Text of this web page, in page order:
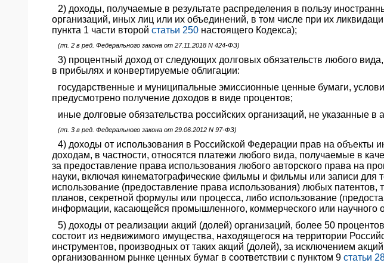
2) доходы, получаемые в результате распределения в пользу
организаций, иных лиц или их объединений, в том числе при их
пункта 1 части второйстатьи 250 настоящего Кодекса);
(пп. 2 в ред. Федерального закона от 27.11.2018 N 424-ФЗ)
3) процентный доход от следующих долговых обязательств любого
в прибылях и конвертируемые облигации:
государственные и муниципальные эмиссионные ценные бумаги,
предусмотрено получение доходов в виде процентов;
иные долговые обязательства российских организаций, не указанные в
(пп. 3 в ред. Федерального закона от 29.06.2012 N 97-ФЗ)
4) доходы от использования в Российской Федерации прав на объекты
доходам, в частности, относятся платежи любого вида, получаемые в
за предоставление права использования любого авторского права на
науки, включая кинематографические фильмы и фильмы или записи для
использование (предоставление права использования) любых патентов,
планов, секретной формулы или процесса, либо использование
информации, касающейся промышленного, коммерческого или научного
5) доходы от реализации акций (долей) организаций, более 50
состоит из недвижимого имущества, находящегося на территории
инструментов, производных от таких акций (долей), за исключением
организованном рынке ценных бумаг в соответствии с пунктом 9статьи